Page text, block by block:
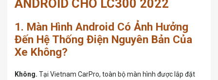
ANDROID CHO LC300 2022
1. Màn Hình Android Có Ảnh Hưởng
Đến Hệ Thống Điện Nguyên Bản Của
Xe Không?
Không. Tại Vietnam CarPro, toàn bộ màn hình được lắp đặt